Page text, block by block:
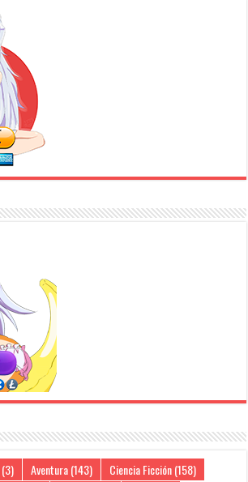
(3) Aventura(143) Ciencia Ficción(158)